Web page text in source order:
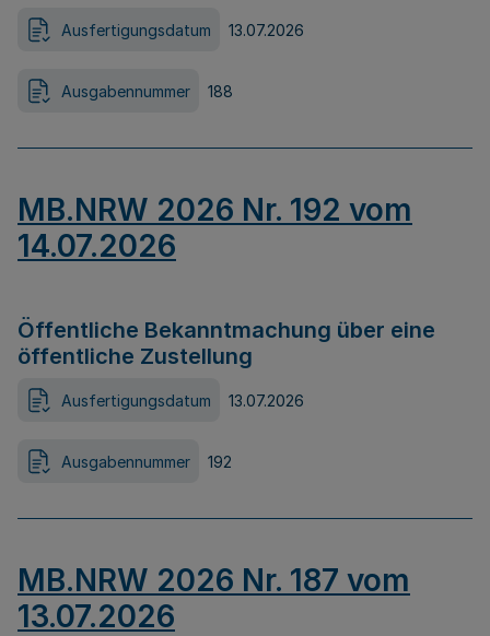
Ausfertigungsdatum 13.07.2026
Ausgabennummer 188
MB.NRW 2026 Nr. 192 vom
14.07.2026
Öffentliche Bekanntmachung über eine
öffentliche Zustellung
Ausfertigungsdatum 13.07.2026
Ausgabennummer 192
MB.NRW 2026 Nr. 187 vom
13.07.2026